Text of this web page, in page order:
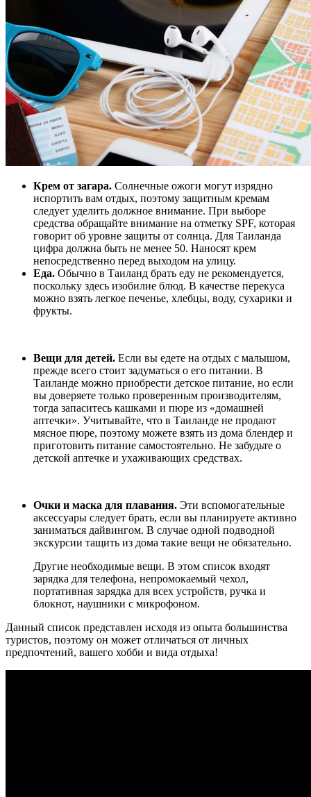
Крем от загара. Солнечные ожоги могут изрядно
испортить вам отдых, поэтому защитным кремам
следует уделить должное внимание. При выборе
средства обращайте внимание на отметку SPF, которая
говорит об уровне защиты от солнца. Для Таиланда
цифра должна быть не менее 50. Наносят крем
непосредственно перед выходом на улицу.
Еда. Обычно в Таиланд брать еду не рекомендуется,
поскольку здесь изобилие блюд. В качестве перекуса
можно взять легкое печенье, хлебцы, воду, сухарики и
фрукты.
Вещи для детей. Если вы едете на отдых с малышом,
прежде всего стоит задуматься о его питании. В
Таиланде можно приобрести детское питание, но если
вы доверяете только проверенным производителям,
тогда запаситесь кашками и пюре из «домашней
аптечки». Учитывайте, что в Таиланде не продают
мясное пюре, поэтому можете взять из дома блендер и
приготовить питание самостоятельно. Не забудьте о
детской аптечке и ухаживающих средствах.
Очки и маска для плавания. Эти вспомогательные
аксессуары следует брать, если вы планируете активно
заниматься дайвингом. В случае одной подводной
экскурсии тащить из дома такие вещи не обязательно.
Другие необходимые вещи. В этом список входят
зарядка для телефона, непромокаемый чехол,
портативная зарядка для всех устройств, ручка и
блокнот, наушники с микрофоном.
Данный список представлен исходя из опыта большинства
туристов, поэтому он может отличаться от личных
предпочтений, вашего хобби и вида отдыха!